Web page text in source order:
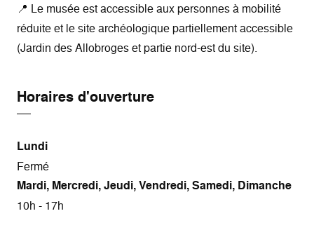
📍 Le musée est accessible aux personnes à mobilité
réduite et le site archéologique partiellement accessible
(Jardin des Allobroges et partie nord-est du site).
Horaires d'ouverture
Lundi
Fermé
Mardi, Mercredi, Jeudi, Vendredi, Samedi, Dimanche
10h - 17h